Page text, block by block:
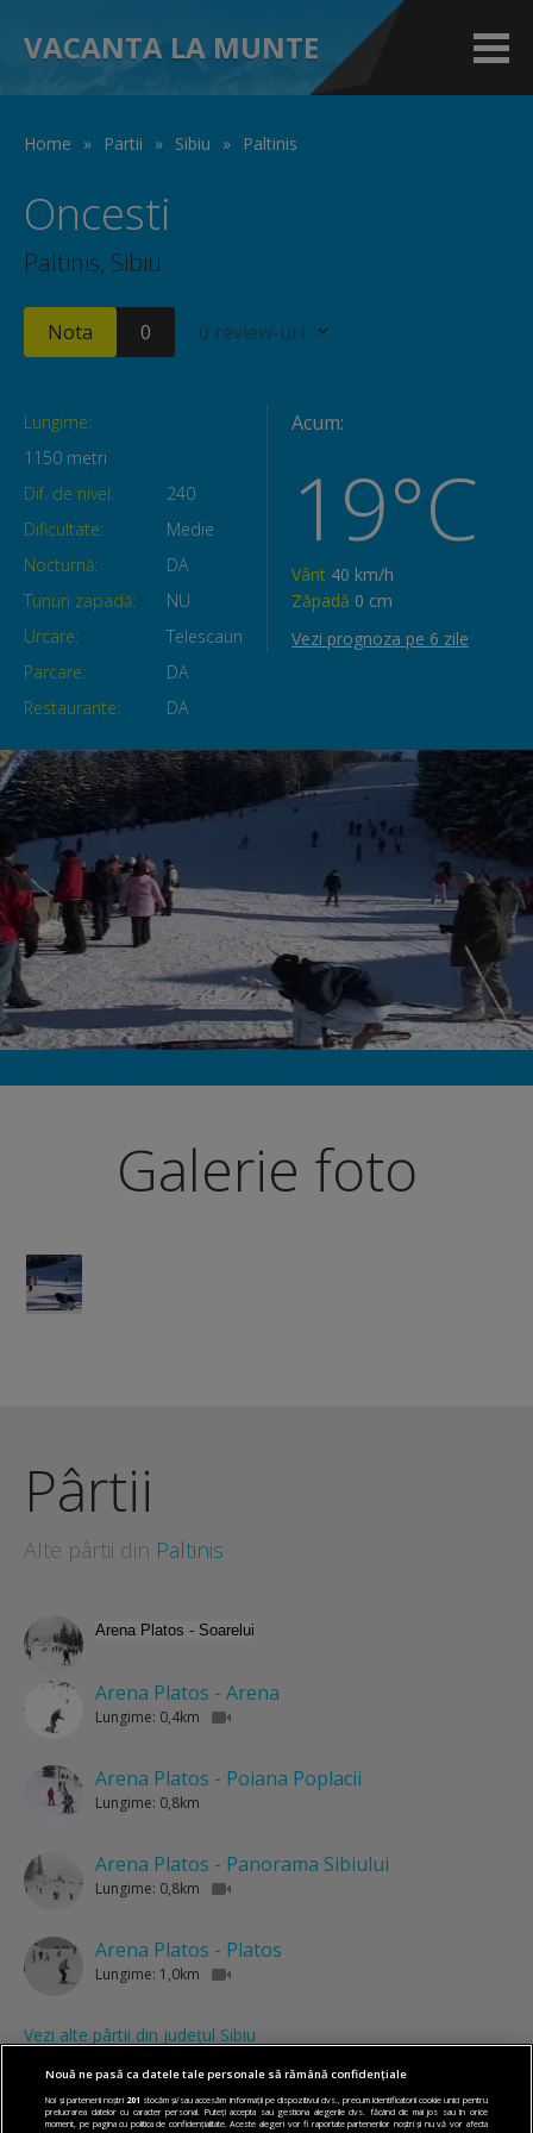
VACANTA LA MUNTE
Home » Partii » Sibiu » Paltinis
Oncesti
Paltinis, Sibiu
Nota 0 0 review-uri
Lungime:
1150 metri
Dif. de nivel:
240
Dificultate:
Medie
Nocturnă:
DA
Tunuri zapadă:
NU
Urcare:
Telescaun
Parcare:
DA
Restaurante:
DA
Acum:
19°C
Vânt 40 km/h
Zăpadă 0 cm
Vezi prognoza pe 6 zile
Galerie foto
Pârtii
Alte pârtii din Paltinis
Arena Platos - Soarelui
Arena Platos - Arena
Lungime: 0,4km
Arena Platos - Poiana Poplacii
Lungime: 0,8km
Arena Platos - Panorama Sibiului
Lungime: 0,8km
Arena Platos - Platos
Lungime: 1,0km
Vezi alte pârtii din județul Sibiu
Nouă ne pasă ca datele tale personale să rămână confidențiale
Noi și partenerii noștri 201 stocăm și/sau accesăm informații pe dispozitivul dvs., precum identificatorii cookie unici pentru
prelucrarea datelor cu caracter personal. Puteți accepta sau gestiona alegerile dvs. făcând clic mai jos sau în orice
moment, pe pagina cu politica de confidențialitate. Aceste alegeri vor fi raportate partenerilor noștri și nu vă vor afecta